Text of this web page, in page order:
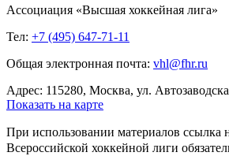
Ассоциация «Высшая хоккейная лига»
Тел: +7 (495) 647-71-11
Общая электронная почта: vhl@fhr.ru
Адрес: 115280, Москва, ул.
Показать на карте
При использовании материалов ссылка
Всероссийской хоккейной лиги